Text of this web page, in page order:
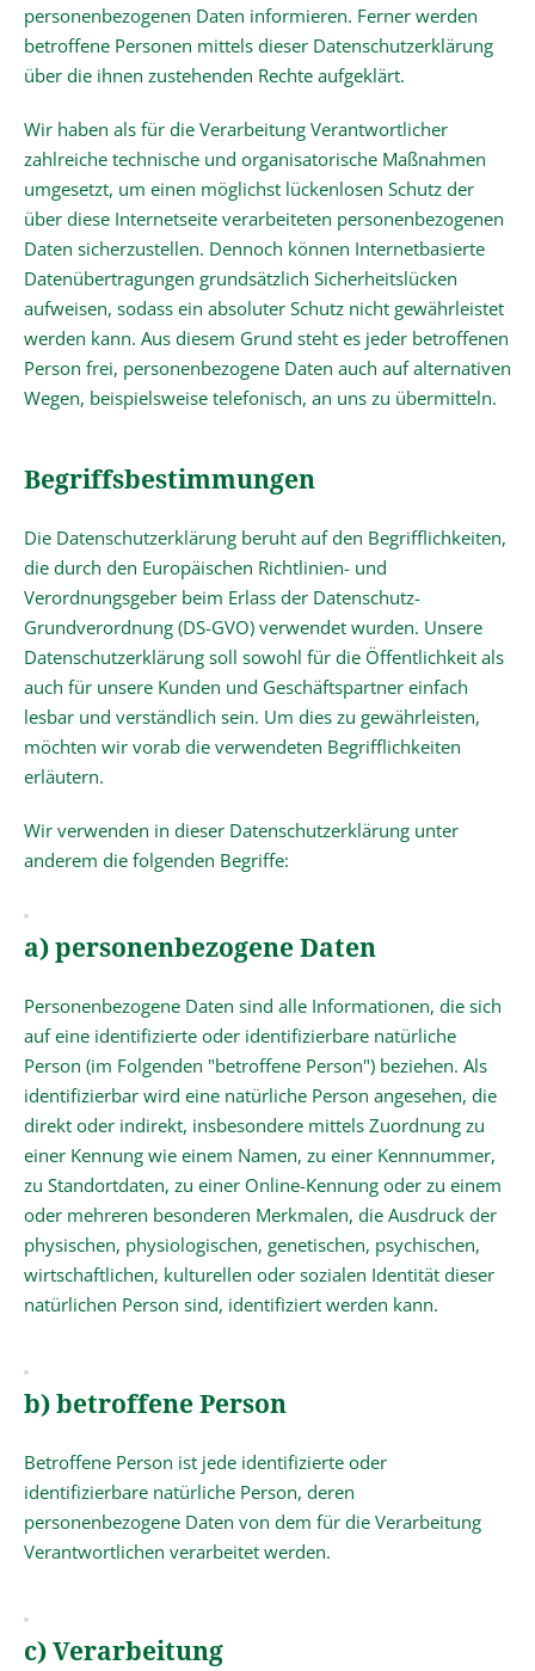
personenbezogenen Daten informieren. Ferner werden
betroffene Personen mittels dieser Datenschutzerklärung
über die ihnen zustehenden Rechte aufgeklärt.
Wir haben als für die Verarbeitung Verantwortlicher
zahlreiche technische und organisatorische Maßnahmen
umgesetzt, um einen möglichst lückenlosen Schutz der
über diese Internetseite verarbeiteten personenbezogenen
Daten sicherzustellen. Dennoch können Internetbasierte
Datenübertragungen grundsätzlich Sicherheitslücken
aufweisen, sodass ein absoluter Schutz nicht gewährleistet
werden kann. Aus diesem Grund steht es jeder betroffenen
Person frei, personenbezogene Daten auch auf alternativen
Wegen, beispielsweise telefonisch, an uns zu übermitteln.
Begriffsbestimmungen
Die Datenschutzerklärung beruht auf den Begrifflichkeiten,
die durch den Europäischen Richtlinien- und
Verordnungsgeber beim Erlass der Datenschutz-
Grundverordnung (DS-GVO) verwendet wurden. Unsere
Datenschutzerklärung soll sowohl für die Öffentlichkeit als
auch für unsere Kunden und Geschäftspartner einfach
lesbar und verständlich sein. Um dies zu gewährleisten,
möchten wir vorab die verwendeten Begrifflichkeiten
erläutern.
Wir verwenden in dieser Datenschutzerklärung unter
anderem die folgenden Begriffe:
a) personenbezogene Daten
Personenbezogene Daten sind alle Informationen, die sich
auf eine identifizierte oder identifizierbare natürliche
Person (im Folgenden "betroffene Person") beziehen. Als
identifizierbar wird eine natürliche Person angesehen, die
direkt oder indirekt, insbesondere mittels Zuordnung zu
einer Kennung wie einem Namen, zu einer Kennnummer,
zu Standortdaten, zu einer Online-Kennung oder zu einem
oder mehreren besonderen Merkmalen, die Ausdruck der
physischen, physiologischen, genetischen, psychischen,
wirtschaftlichen, kulturellen oder sozialen Identität dieser
natürlichen Person sind, identifiziert werden kann.
b) betroffene Person
Betroffene Person ist jede identifizierte oder
identifizierbare natürliche Person, deren
personenbezogene Daten von dem für die Verarbeitung
Verantwortlichen verarbeitet werden.
c) Verarbeitung